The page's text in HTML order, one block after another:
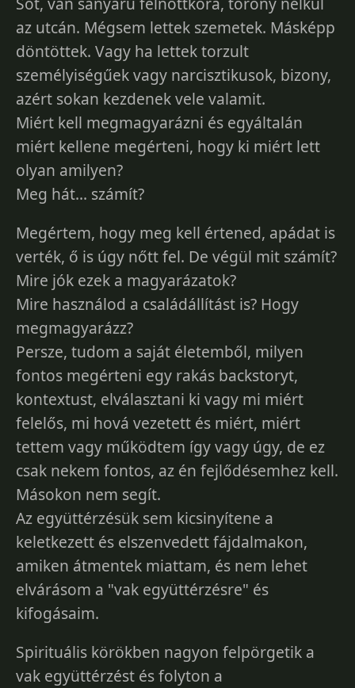
az utcán. Mégsem lettek szemetek. Másképp
döntöttek. Vagy ha lettek torzult
személyiségűek vagy narcisztikusok, bizony,
azért sokan kezdenek vele valamit.
Miért kell megmagyarázni és egyáltalán
miért kellene megérteni, hogy ki miért lett
olyan amilyen?
Meg hát... számít?
Megértem, hogy meg kell értened, apádat is
verték, ő is úgy nőtt fel. De végül mit számít?
Mire jók ezek a magyarázatok?
Mire használod a családállítást is? Hogy
megmagyarázz?
Persze, tudom a saját életemből, milyen
fontos megérteni egy rakás backstoryt,
kontextust, elválasztani ki vagy mi miért
felelős, mi hová vezetett és miért, miért
tettem vagy működtem így vagy úgy, de ez
csak nekem fontos, az én fejlődésemhez kell.
Másokon nem segít.
Az együttérzésük sem kicsinyítene a
keletkezett és elszenvedett fájdalmakon,
amiken átmentek miattam, és nem lehet
elvárásom a "vak együttérzésre" és
kifogásaim.
Spirituális körökben nagyon felpörgetik a
vak együttérzést és folyton a